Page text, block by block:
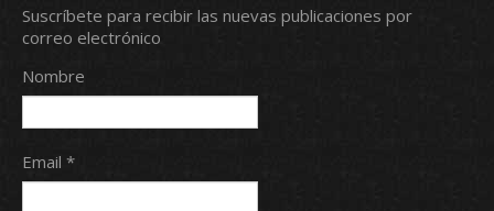
Suscríbete para recibir las nuevas publicaciones por
correo electrónico
Nombre
Email *